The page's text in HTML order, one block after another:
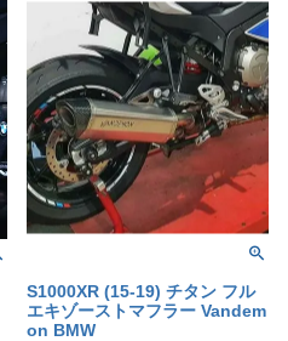
S1000XR (15-19) チタン フル
エキゾーストマフラー Vandem
on BMW